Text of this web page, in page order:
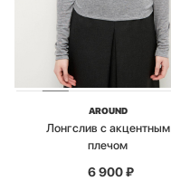
AROUND
Лонгслив с акцентным
плечом
6 900₽